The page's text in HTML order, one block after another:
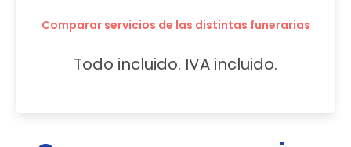
Comparar servicios de las distintas funerarias
Todo incluido. IVA incluido.